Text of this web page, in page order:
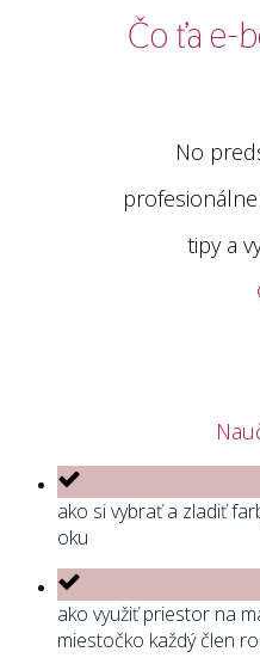
Čo ťa e-
No
tipy a
ako si vybrať a zladiť
oku
ako využiť priestor na
miestočko každý člen